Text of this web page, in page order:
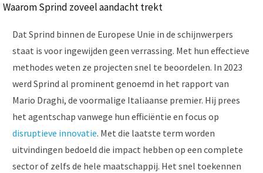
Waarom Sprind zoveel aandacht trekt
Dat Sprind binnen de Europese Unie in de schijnwerpers
staat is voor ingewijden geen verrassing. Met hun effectieve
methodes weten ze projecten snel te beoordelen. In 2023
werd Sprind al prominent genoemd in het rapport van
Mario Draghi, de voormalige Italiaanse premier. Hij prees
het agentschap vanwege hun efficiëntie en focus op
disruptieve innovatie. Met die laatste term worden
uitvindingen bedoeld die impact hebben op een complete
sector of zelfs de hele maatschappij. Het snel toekennen